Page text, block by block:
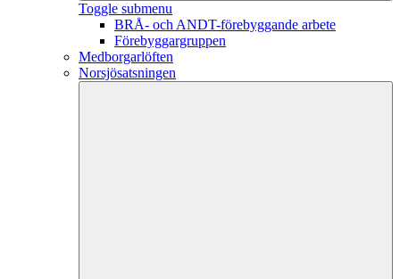
Toggle submenu
BRÅ- och ANDT-förebyggande arbete
Förebyggargruppen
Medborgarlöften
Norsjösatsningen